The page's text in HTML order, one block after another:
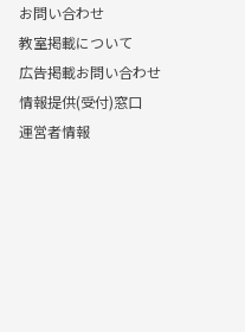
お問い合わせ
教室掲載について
広告掲載お問い合わせ
情報提供(受付)窓口
運営者情報